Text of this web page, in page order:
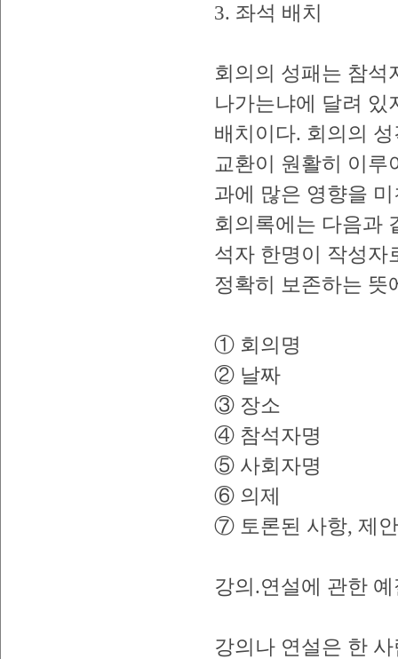
3. 좌석 배치
회의의 성패는 참석
나가는냐에 달려 있
배치이다. 회의의
교환이 원활히 이루
과에 많은 영향을
회의록에는 다음과
석자 한명이 작성자
정확히 보존하는 뜻
① 회의명
② 날짜
③ 장소
④ 참석자명
⑤ 사회자명
⑥ 의제
⑦ 토론된 사항, 제
강의.연설에 관한 예
강의나 연설은 한